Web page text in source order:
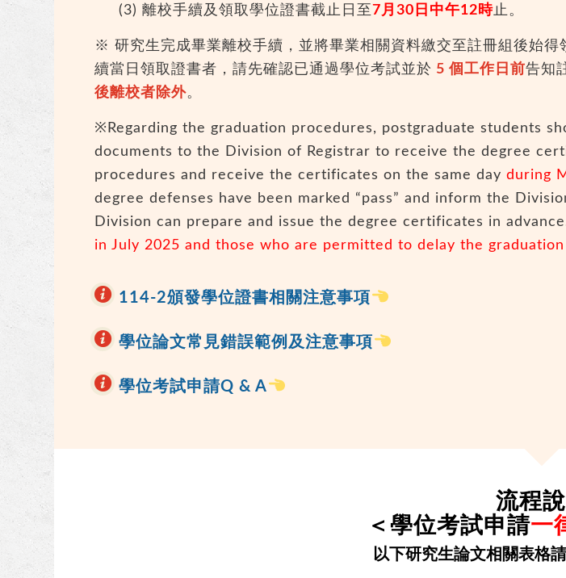
(3) 離校手續及領取學位證書截止日至 7月30日中午12時止。
※ 研究生完成畢業離校手續，並將畢業相關資料繳交至註冊組後始得
續當日領取證書者，請先確認已通過學位考試並於 5 個工作日前告知
後離校者除外。
※Regarding the graduation procedures, postgraduate students
documents to the Division of Registrar to receive the degree
procedures and receive the certificates on the same dayduring
degree defenses have been marked “pass” and inform the
Division can prepare and issue the degree certificates in
in July 2025 and those who are permitted to delay the
114-2頒發學位證書相關注意事項
學位論文常見錯誤範例及注意事項
學位考試申請Q & A
流程
＜學位考試申請一
以下研究生論文相關表格